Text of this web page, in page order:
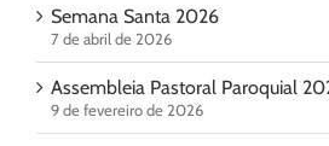
Semana Santa 2026
7 de abril de 2026
Assembleia Pastoral Paroquial
9 de fevereiro de 2026